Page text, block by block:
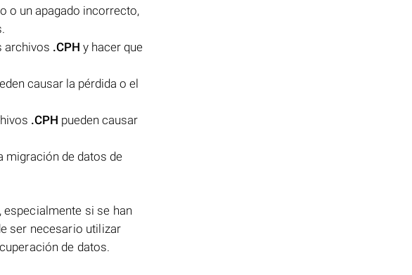
o un apagado incorrecto,
archivos .CPH y hacer que
causar la pérdida o el
.CPH pueden causar
migración de datos de
si se han
ser necesario utilizar
de datos.